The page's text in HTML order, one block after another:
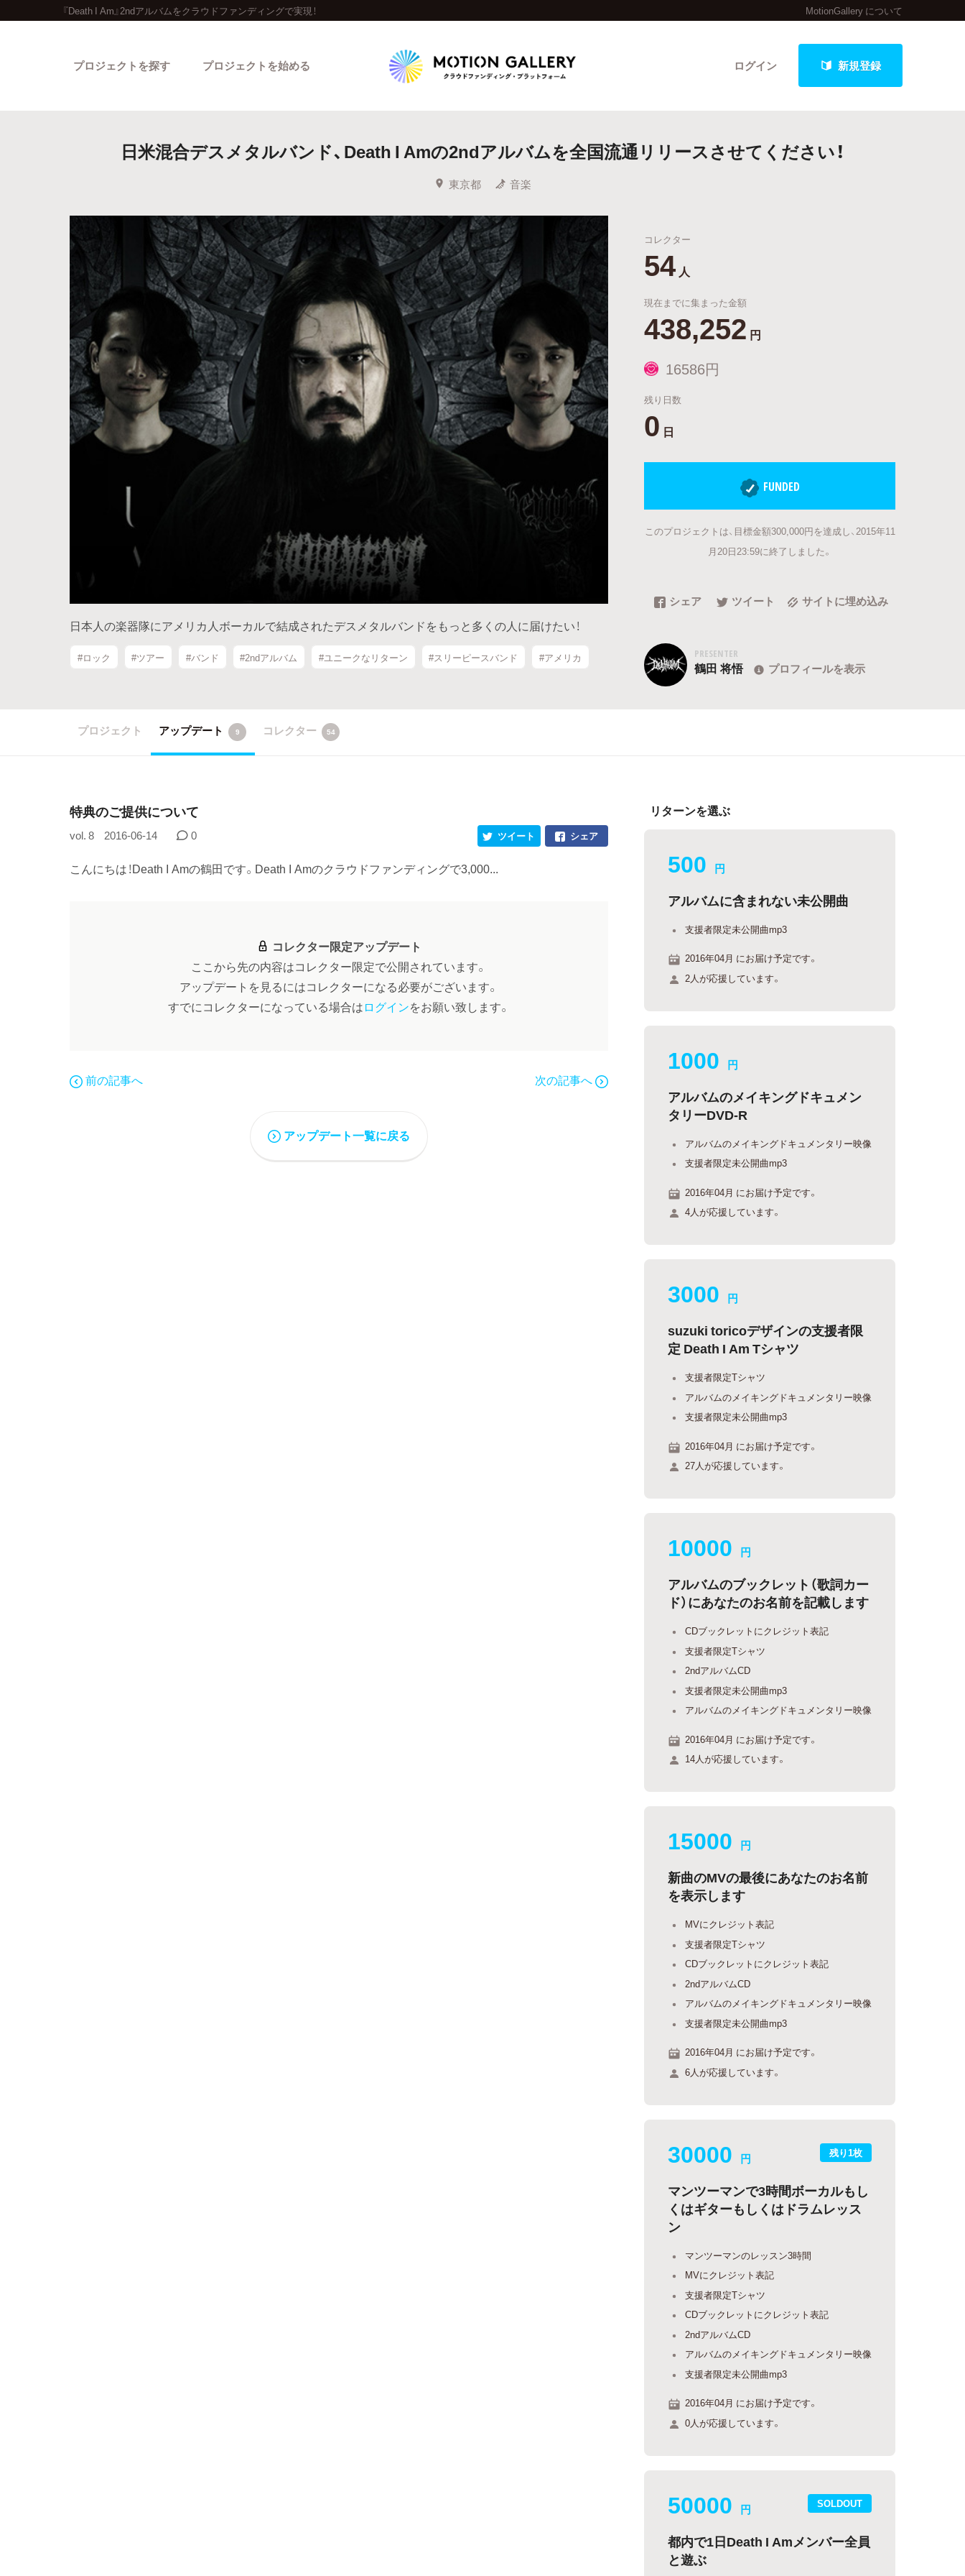
『Death I Am』2ndアルバムをクラウドファンディングで実現！ MotionGallery について
ログイン 新規登録
プロジェクトを探す
人気のプロジェクト 新着プロジェクト 終了間近のプロジェクト
Feature
カテゴリーから探す タグから探す キュレーターから探す 特集から探す 最新進捗報告から探す
Legendary
最新達成プロジェクト 調達額が大きいプロジェクト
プロジェクトを始める
日米混合デスメタルバンド、Death I Amの2ndアルバムを全国流通リリースさせてください！
東京都 音楽
日本人の楽器隊にアメリカ人ボーカルで結成されたデスメタルバンドをもっと多くの人に届けたい！
#ロック #ツアー #バンド #2ndアルバム #ユニークなリターン #スリーピースバンド #アメリカ
コレクター
54 人
現在までに集まった金額
438,252 円
16586円
残り日数
0 日
FUNDED
このプロジェクトは、目標金額300,000円を達成し、2015年11
月20日23:59に終了しました。
シェア ツイート サイトに埋め込み
PRESENTER
鶴田 将悟 プロフィールを表示
プロジェクト アップデート 9 コレクター 54
特典のご提供について
vol. 8 2016-06-14 0 シェア
ツイート
こんにちは！Death I Amの鶴田です。Death I Amのクラウドファンディングで3,000...
コレクター限定アップデート
ここから先の内容はコレクター限定で公開されています。
アップデートを見るにはコレクターになる必要がございます。
すでにコレクターになっている場合はログインをお願い致します。
前の記事へ 次の記事へ
アップデート一覧に戻る
リターンを選ぶ
500 円
アルバムに含まれない未公開曲
支援者限定未公開曲mp3
2016年04月 にお届け予定です。
2人が応援しています。
1000 円
アルバムのメイキングドキュメン
タリーDVD-R
アルバムのメイキングドキュメンタリー映像
支援者限定未公開曲mp3
2016年04月 にお届け予定です。
4人が応援しています。
3000 円
suzuki toricoデザインの支援者限
定 Death I Am Tシャツ
支援者限定Tシャツ
アルバムのメイキングドキュメンタリー映像
支援者限定未公開曲mp3
2016年04月 にお届け予定です。
27人が応援しています。
10000 円
アルバムのブックレット（歌詞カー
ド）にあなたのお名前を記載します
CDブックレットにクレジット表記
支援者限定Tシャツ
2ndアルバムCD
支援者限定未公開曲mp3
アルバムのメイキングドキュメンタリー映像
2016年04月 にお届け予定です。
14人が応援しています。
15000 円
新曲のMVの最後にあなたのお名前
を表示します
MVにクレジット表記
支援者限定Tシャツ
CDブックレットにクレジット表記
2ndアルバムCD
アルバムのメイキングドキュメンタリー映像
支援者限定未公開曲mp3
2016年04月 にお届け予定です。
6人が応援しています。
残り1枚
30000 円
マンツーマンで3時間ボーカルもし
くはギターもしくはドラムレッス
ン
マンツーマンのレッスン3時間
MVにクレジット表記
支援者限定Tシャツ
CDブックレットにクレジット表記
2ndアルバムCD
アルバムのメイキングドキュメンタリー映像
支援者限定未公開曲mp3
2016年04月 にお届け予定です。
0人が応援しています。
SOLDOUT
50000 円
都内で1日Death I Amメンバー全員
と遊ぶ